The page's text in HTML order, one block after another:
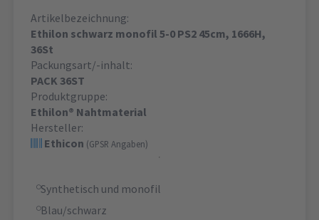
Artikelbezeichnung:
Ethilon schwarz monofil 5-0 PS2 45cm, 1666H,
36St
Packungsart/-inhalt:
PACK 36ST
Produktgruppe:
Ethilon® Nahtmaterial
Hersteller:
Ethicon (GPSR Angaben)
Synthetisch und monofil
Blau/schwarz